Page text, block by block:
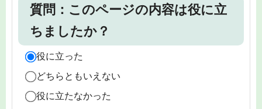
質問：このページの内容は役に立
ちましたか？
役に立った
どちらともいえない
役に立たなかった